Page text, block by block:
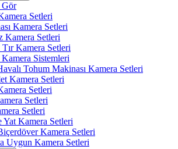
Gör
Setleri
Kamera Setleri
Kamera Setleri
Kamera Setleri
Sistemleri
Tohum Makinası Kamera Setleri
Kamera Setleri
Setleri
Setleri
Setleri
Yat Kamera Setleri
Kamera Setleri
Uygun Kamera Setleri